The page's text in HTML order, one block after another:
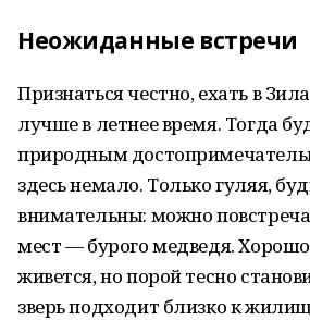
Неожиданные встречи
Признаться честно, ехать в
лучше в летнее время. Тогда
природным
здесь немало. Только гуляя,
внимательны: можно
мест — бурого медведя.
живется, но порой тесно
зверь подходит близко к